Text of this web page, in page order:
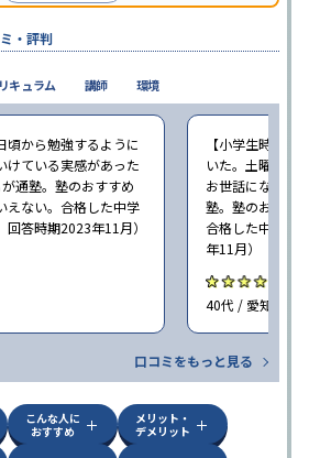
・評判
頃から勉強するように
けている実感があった
が通塾。塾のおすすめ
えない。合格した中学
答時期2023年11月）
【小学生時の通
いた。土曜ゼミ
お世話になった
塾。塾のおすす
合格した中学校
年11月）
40代 / 愛知県 女
口コミをもっと見る
キュラム 講師 環境
こんな人に
おすすめ
メリット・
デメリット